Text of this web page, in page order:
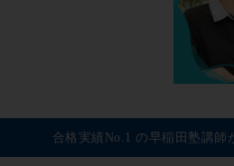
合格実績No.1 の早稲田塾講師